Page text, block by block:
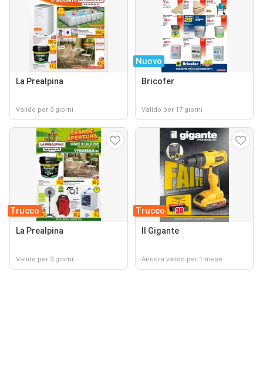
La Prealpina
Valido per 3 giorni
Nuovo
Bricofer
Valido per 17 giorni
Trucco
La Prealpina
Valido per 3 giorni
Trucco
Il Gigante
Ancora valido per 1 mese